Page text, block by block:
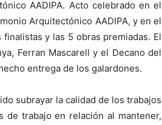
AADIPA. Acto celebrado en el
Arquitectónico AADIPA, y en el
y las 5 obras premiadas. El
Ferran Mascarell y el Decano del
entrega de los galardones.
subrayar la calidad de los trabajos
de trabajo en relación al mantener,